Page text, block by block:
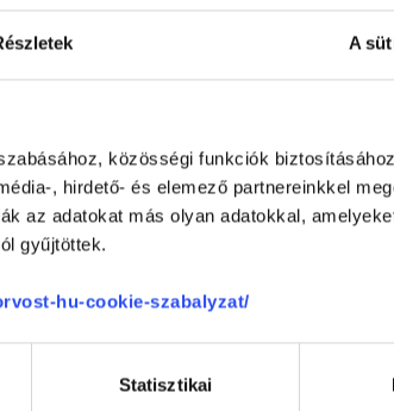
A
közösségi funkciók
, hirdető- és elemező partnereinkkel
az adatokat más olyan adatokkal,
gyűjtöttek.
hu-cookie-szabalyzat/
Statisztikai
Yair
Adatlap
08.10. 08.11. 08.12.